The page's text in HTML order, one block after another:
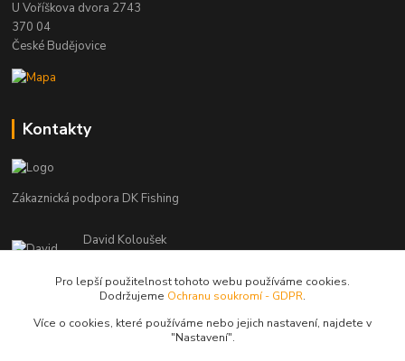
U Voříškova dvora 2743
370 04
České Budějovice
Kontakty
Zákaznická podpora DK Fishing
David Koloušek
(Po-Pá, 7-18 hod.)
Pro lepší použitelnost tohoto webu používáme cookies.
Dodržujeme Ochranu soukromí - GDPR.
Více o cookies, které používáme nebo jejich nastavení, najdete v
"Nastavení".